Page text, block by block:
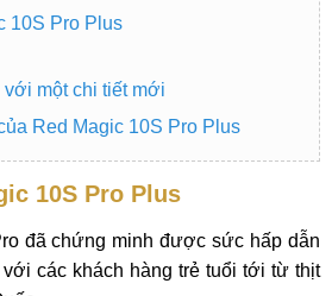
10S Pro Plus
một chi tiết mới
Red Magic 10S Pro Plus
10S Pro Plus
đã chứng minh được sức hấp dẫn
các khách hàng trẻ tuổi tới từ thịt